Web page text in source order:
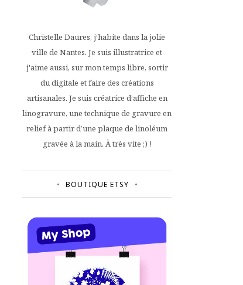
Christelle Daures, j’habite dans la jolie
ville de Nantes. Je suis illustratrice et
j'aime aussi, sur mon temps libre, sortir
du digitale et faire des créations
artisanales. Je suis créatrice d’affiche en
linogravure, une technique de gravure en
relief à partir d’une plaque de linoléum
gravée à la main. À très vite ;) !
BOUTIQUE ETSY